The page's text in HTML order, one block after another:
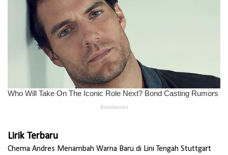
Lirik Terbaru
Chema Andres Menambah Warna Baru di Lini Tengah Stuttgart